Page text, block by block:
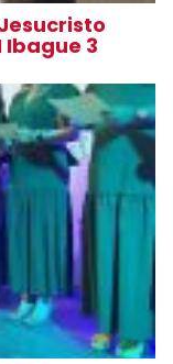
Ibague 3